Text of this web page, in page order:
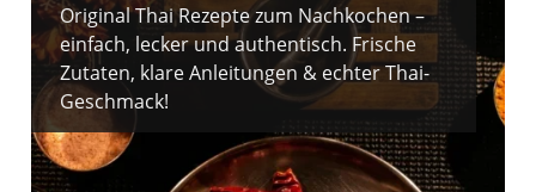
Original Thai Rezepte zum Nachkochen –
einfach, lecker und authentisch. Frische
Zutaten, klare Anleitungen & echter Thai-
Geschmack!